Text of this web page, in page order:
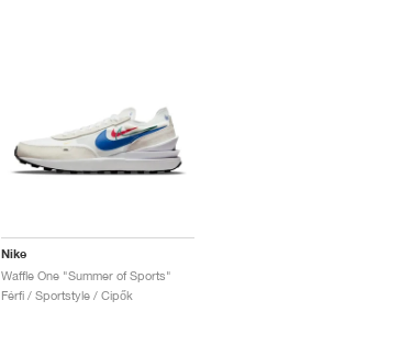
Nike
Waffle One "Summer of Sports"
Férfi / Sportstyle / Cipők